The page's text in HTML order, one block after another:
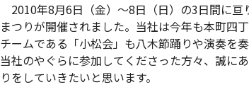
2010年8月6日（金）〜8日（日）の3日間に
まつりが開催されました。当社は今年も本町四
チームである「小松会」も八木節踊りや演奏を
当社のやぐらに参加してくださった方々、誠に
りをしていきたいと思います。